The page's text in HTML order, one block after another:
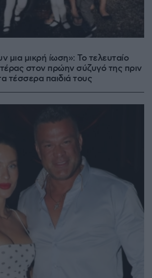
μια μικρή ίωση»: Το τελευταίο
στον πρώην σύζυγό της πριν
τέσσερα παιδιά τους